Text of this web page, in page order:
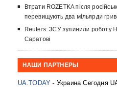
Втрати ROZETKA після
перевищують два мільярди
Reuters: ЗСУ зупинили роботу
Саратові
НАШИ ПАРТНЕРЫ
UA.TODAY - Украина Сегодня